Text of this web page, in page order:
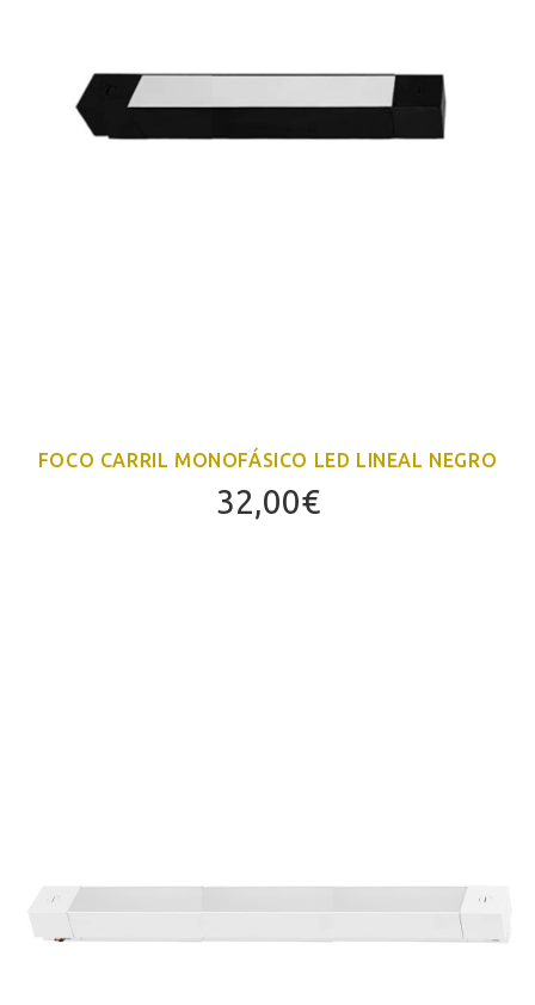
FOCO CARRIL MONOFÁSICO LED LINEAL NEGRO
32,00€